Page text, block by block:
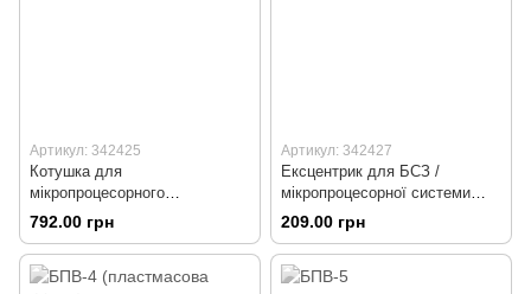
Артикул: 342425
Котушка для
мікропроцесорного
запалювання 135.3705М 6-12V
Юпітер, з кріпленням
792.00 грн
Артикул: 342427
Ексцентрик для БСЗ /
мікропроцесорної системи
запалювання 1148.3734 6-12V,
209.00 грн